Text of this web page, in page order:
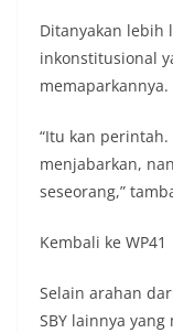
Ditanyakan lebih
inkonstitusional
memaparkannya.
“Itu kan
menjabarkan,
seseorang,”
Kembali ke WP41
Selain arahan
SBY lainnya